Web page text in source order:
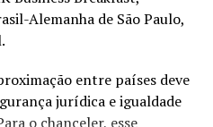
Alemanha de São Paulo,
entre países deve
jurídica e igualdade
o chanceler, esse